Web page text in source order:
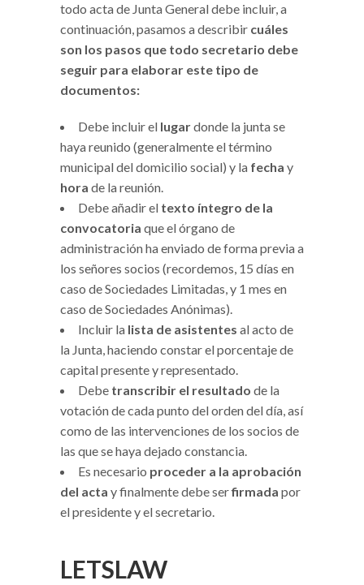
todo acta de Junta General debe incluir, a
continuación, pasamos a describir cuáles
son los pasos que todo secretario debe
seguir para elaborar este tipo de
documentos:
Debe incluir el lugardonde la junta se
haya reunido (generalmente el término
municipal del domicilio social) y la fecha y
hora de la reunión.
Debe añadir el texto íntegro de la
convocatoria que el órgano de
administración ha enviado de forma previa a
los señores socios (recordemos, 15 días en
caso de Sociedades Limitadas, y 1 mes en
caso de Sociedades Anónimas).
Incluir la lista de asistentes al acto de
la Junta, haciendo constar el porcentaje de
capital presente y representado.
Debe transcribir el resultado de la
votación de cada punto del orden del día, así
como de las intervenciones de los socios de
las que se haya dejado constancia.
Es necesario proceder a la aprobación
del acta y finalmente debe serfirmada por
el presidente y el secretario.
LETSLAW